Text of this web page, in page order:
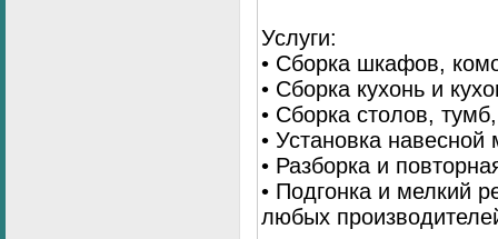
Услуги:
• Сборка шкафов,
• Сборка кухонь и
• Сборка столов,
• Установка
• Разборка и
• Подгонка и мелкий
любых